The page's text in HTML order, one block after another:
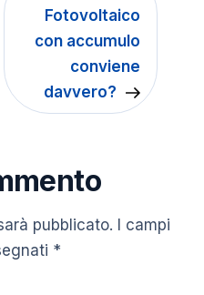
Fotovoltaico
con accumulo
conviene
davvero?
pubblicato.
I campi
*